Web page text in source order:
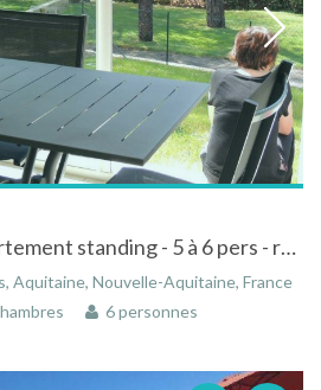
Moliets plage - Appartement standing - 5 à 6 pers - rdc avec grande terrasse -
Aquitaine, Nouvelle-Aquitaine, France
6 personnes